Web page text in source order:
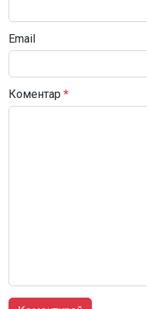
Email
Коментар *